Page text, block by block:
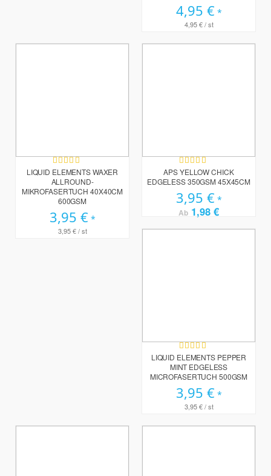
4,95 €
4,95 €/ st
Bewertung:
99%
LIQUID ELEMENTS WAXER
ALLROUND-
MIKROFASERTUCH 40X40CM
600GSM
3,95 €
3,95 €/ st
Bewertung:
98%
APS YELLOW CHICK
EDGELESS 350GSM 45X45CM
3,95 €
Ab 1,98 €
Bewertung:
93%
LIQUID ELEMENTS PEPPER
MINT EDGELESS
MICROFASERTUCH 500GSM
3,95 €
3,95 €/ st